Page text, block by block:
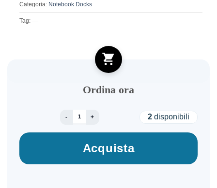
Categoria: Notebook Docks
Tag: —
Ordina ora
NB ACC DOCKING STATION 10IN1/USB-C
2 disponibili
Acquista